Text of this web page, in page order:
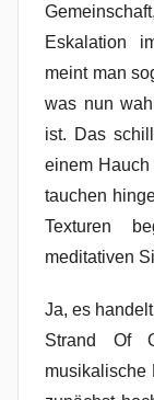
Eskalation
meint man
was nun
ist. Das
einem Hauch
tauchen
Texturen
meditativen
Ja, es
Strand Of
musikalische